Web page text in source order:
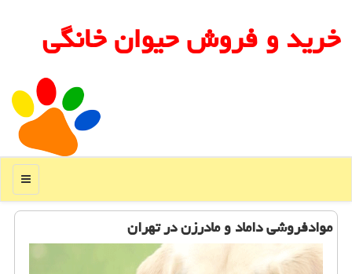
خرید و فروش حیوان خانگی
منو
موادفروشی داماد و مادرزن در تهران